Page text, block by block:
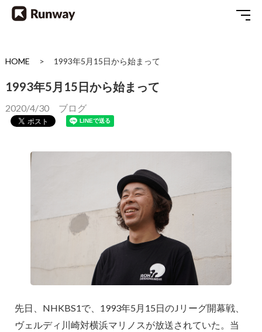
HOME 1993年5月15日から始まって
1993年5月15日から始まって
2020/4/30 ブログ
先日、NHKBS1で、1993年5月15日のJリーグ開幕戦、
ヴェルディ川崎対横浜マリノスが放送されていた。当